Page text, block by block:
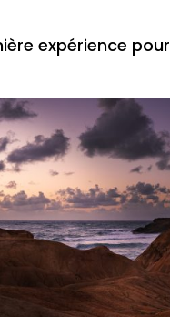
expérience pour